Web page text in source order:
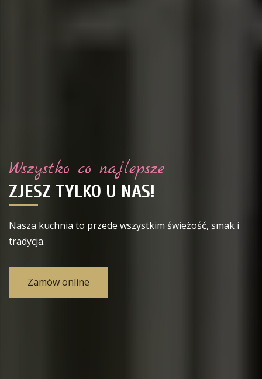
Wszystko co najlepsze
ZJESZ TYLKO U NAS!
Nasza kuchnia to przede wszystkim świeżość, smak i
tradycja.
Zamów online